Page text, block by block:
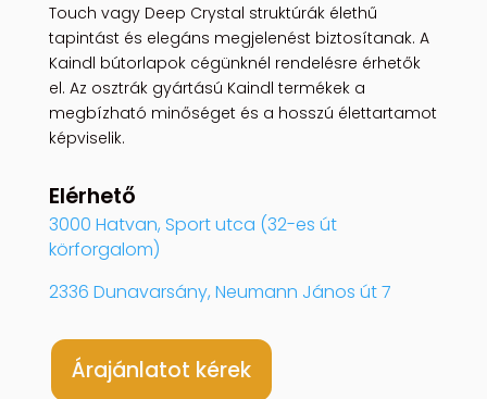
Touch vagy Deep Crystal struktúrák élethű
tapintást és elegáns megjelenést biztosítanak. A
Kaindl bútorlapok cégünknél rendelésre érhetők
el. Az osztrák gyártású Kaindl termékek a
megbízható minőséget és a hosszú élettartamot
képviselik.
Elérhető
3000 Hatvan, Sport utca (32-es út
körforgalom)
2336 Dunavarsány, Neumann János út 7
Árajánlatot kérek